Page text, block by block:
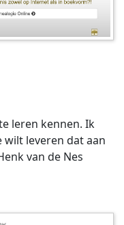
leren kennen. Ik
leveren dat aan
van de Nes